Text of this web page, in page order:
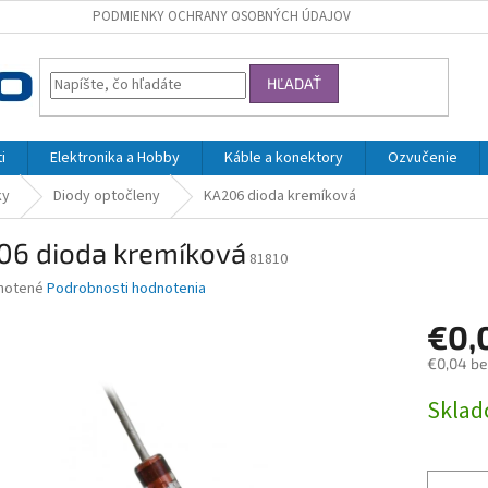
PODMIENKY OCHRANY OSOBNÝCH ÚDAJOV
HĽADAŤ
Elektronika a Hobby Káble a konektory Ozvučenie
Diody optočleny KA206 dioda kremíková
dioda kremíková 81810
Podrobnosti hodnotenia
€0,04
cena: